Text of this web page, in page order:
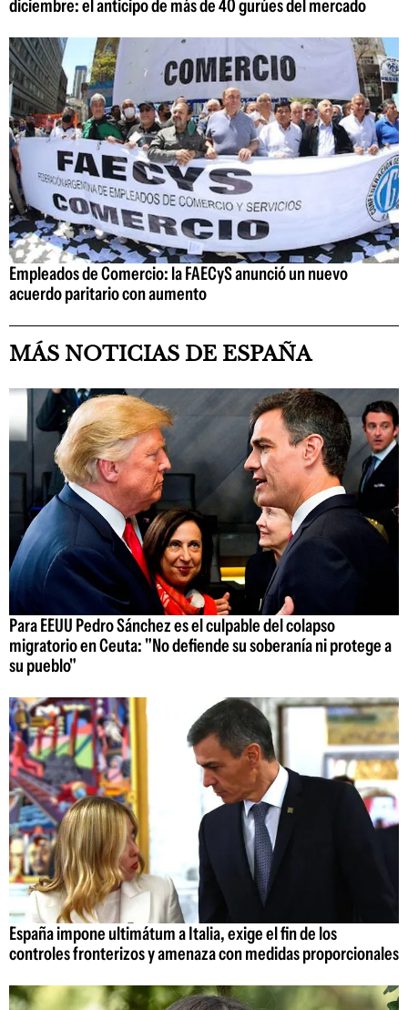
diciembre: el anticipo de más de 40 gurúes del mercado
Empleados de Comercio: la FAECyS anunció un nuevo
acuerdo paritario con aumento
MÁS NOTICIAS DE ESPAÑA
Para EEUU Pedro Sánchez es el culpable del colapso
migratorio en Ceuta: "No defiende su soberanía ni protege a
su pueblo"
España impone ultimátum a Italia, exige el fin de los
controles fronterizos y amenaza con medidas proporcionales